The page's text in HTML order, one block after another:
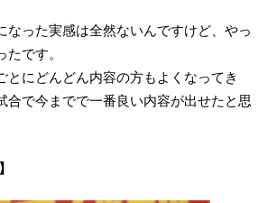
なった実感は全然ないんですけど、やっ
です。
とにどんどん内容の方もよくなってき
合で今までで一番良い内容が出せたと思